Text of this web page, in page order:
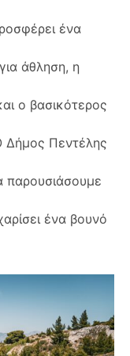
ένα
άθληση, η
ο βασικότερος
Δήμος Πεντέλης
παρουσιάσουμε
ένα βουνό